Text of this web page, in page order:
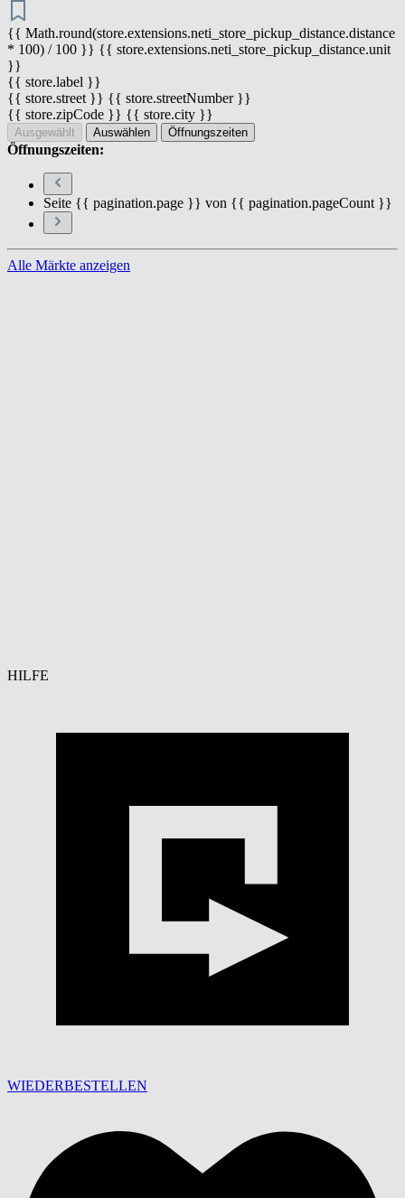
{{ Math.round(store.extensions.neti_store_pickup_distance.distance
* 100) / 100 }} {{ store.extensions.neti_store_pickup_distance.unit
}}
{{ store.label }}
{{ store.street }} {{ store.streetNumber }}
{{ store.zipCode }} {{ store.city }}
Ausgewählt Auswählen Öffnungszeiten
Öffnungszeiten:
Seite {{ pagination.page }} von {{ pagination.pageCount }}
Alle Märkte anzeigen
HILFE
WIEDERBESTELLEN